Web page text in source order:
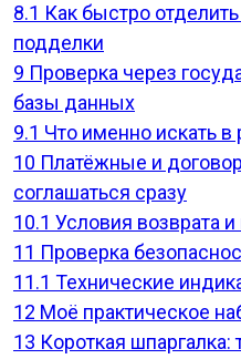
8.1 Как быстро
подделки
9 Проверка через
базы данных
9.1 Что именно искать в
10 Платёжные и
соглашаться сразу
10.1 Условия возврата и
11 Проверка
11.1 Технические
12 Моё практическое
13 Короткая шпаргалка: